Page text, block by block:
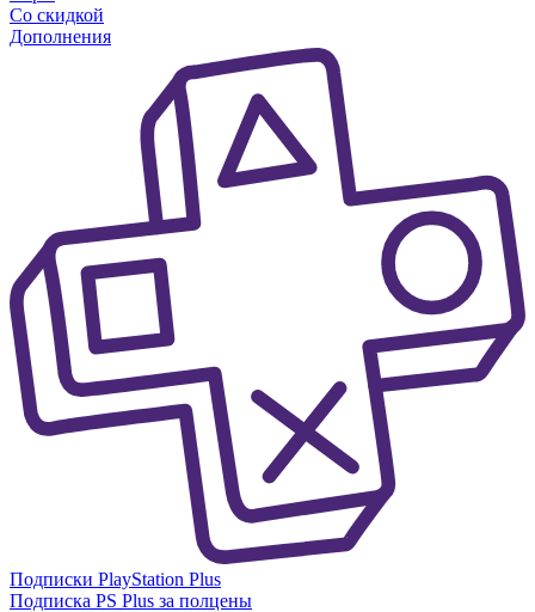
Со скидкой
Дополнения
Подписки PlayStation Plus
Подписка PS Plus за полцены